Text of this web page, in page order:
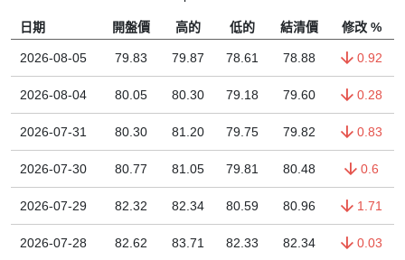
日期 開盤價 高的 低的 結清價 修改 %
2026-08-05 79.83 79.87 78.61 78.88 0.92
2026-08-04 80.05 80.30 79.18 79.60 0.28
2026-07-31 80.30 81.20 79.75 79.82 0.83
2026-07-30 80.77 81.05 79.81 80.48 0.6
2026-07-29 82.32 82.34 80.59 80.96 1.71
2026-07-28 82.62 83.71 82.33 82.34 0.03